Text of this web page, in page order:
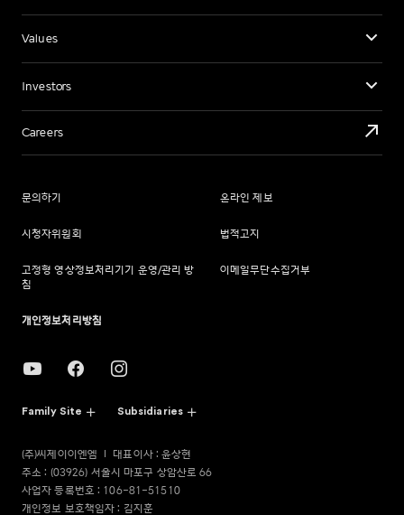
Values
Investors
Careers
문의하기 온라인 제보
시청자위원회 법적고지
고정형 영상정보처리기기 운영/관리 방
침
이메일무단수집거부
개인정보처리방침
Family Site Subsidiaries
(주)씨제이이엔엠
대표이사 : 윤상현
주소 : (03926) 서울시 마포구 상암산로 66
사업자 등록번호 : 106-81-51510
개인정보 보호책임자 : 김지훈